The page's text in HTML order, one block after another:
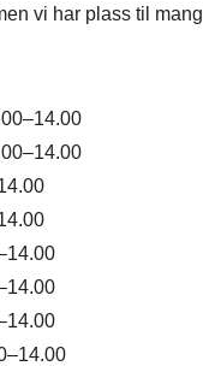
vi har plass til